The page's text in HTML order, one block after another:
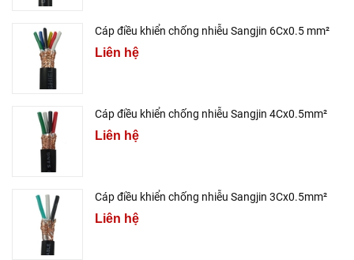
Cáp điều khiển chống nhiễu Sangjin 6Cx0.5 mm²
Liên hệ
Cáp điều khiển chống nhiễu Sangjin 4Cx0.5mm²
Liên hệ
Cáp điều khiển chống nhiễu Sangjin 3Cx0.5mm²
Liên hệ